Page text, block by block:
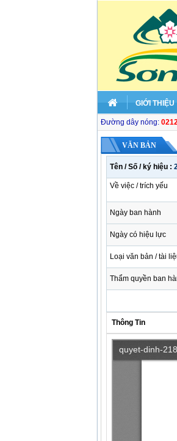
GIỚI THIỆU
Đường dây nóng:
VĂN BẢN
Tên / Số / ký hiệu :
Về việc / trích yếu
Ngày ban hành
Ngày có hiệu lực
Loại văn bản / tài
Thẩm quyền ban
Thông Tin